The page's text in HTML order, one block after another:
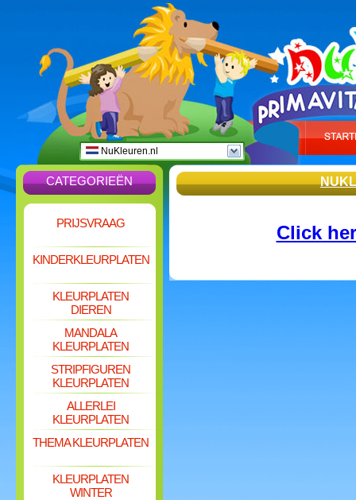
NuKleuren.nl
CATEGORIEËN
PRIJSVRAAG
KINDERKLEURPLATEN
KLEURPLATEN
DIEREN
MANDALA
KLEURPLATEN
STRIPFIGUREN
KLEURPLATEN
ALLERLEI
KLEURPLATEN
THEMA KLEURPLATEN
KLEURPLATEN
WINTER
Click